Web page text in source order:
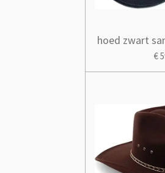
hoed zwart
€